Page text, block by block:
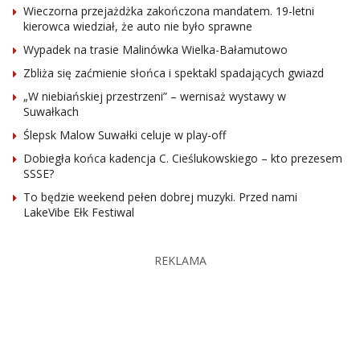
Wieczorna przejażdżka zakończona mandatem. 19-letni
kierowca wiedział, że auto nie było sprawne
Wypadek na trasie Malinówka Wielka-Bałamutowo
Zbliża się zaćmienie słońca i spektakl spadających gwiazd
„W niebiańskiej przestrzeni” – wernisaż wystawy w
Suwałkach
Ślepsk Malow Suwałki celuje w play-off
Dobiegła końca kadencja C. Cieślukowskiego – kto prezesem
SSSE?
To będzie weekend pełen dobrej muzyki. Przed nami
LakeVibe Ełk Festiwal
REKLAMA